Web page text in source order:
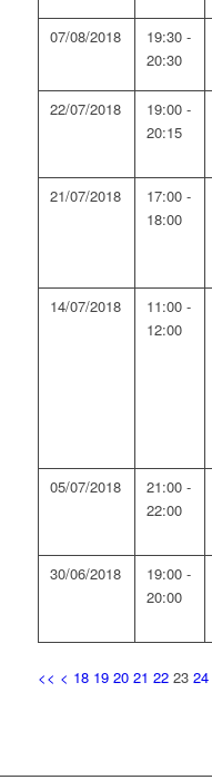
07/08/2018
19:30 -
20:30
22/07/2018
19:00 -
20:15
21/07/2018
17:00 -
18:00
14/07/2018
11:00 -
12:00
05/07/2018
21:00 -
22:00
30/06/2018
19:00 -
20:00
<< < 18 19 20 21 22 23 24